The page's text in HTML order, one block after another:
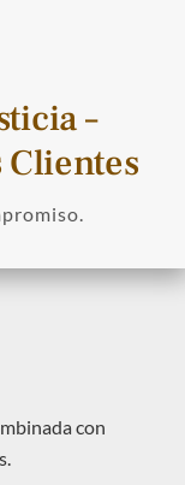
–
Clientes
con